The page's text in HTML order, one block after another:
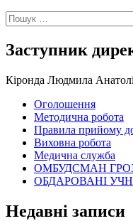
Пошук:
Заступник
Кіронда Людмила
Оголошення
Методична робота
Правила прийому
Виховна робота
Медична служба
ОМБУДСМАН
ОБДАРОВАНІ
Недавні записи